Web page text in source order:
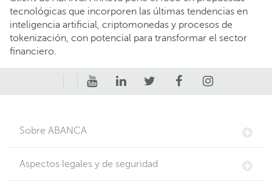
tecnológicas que incorporen las últimas tendencias en
inteligencia artificial, criptomonedas y procesos de
tokenización, con potencial para transformar el sector
financiero.
Sobre ABANCA
Aspectos legales y de seguridad